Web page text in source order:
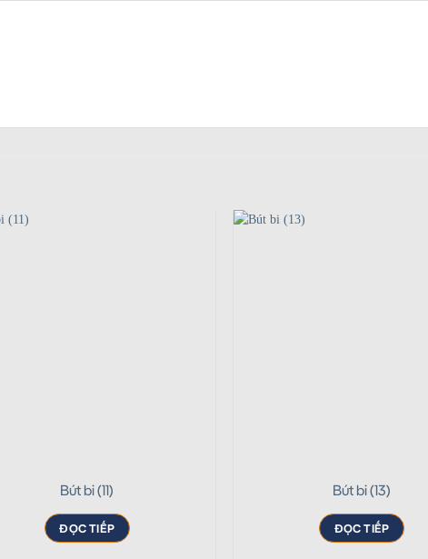
Bút bi (11)
ĐỌC TIẾP
Bút bi (13)
ĐỌC TIẾP